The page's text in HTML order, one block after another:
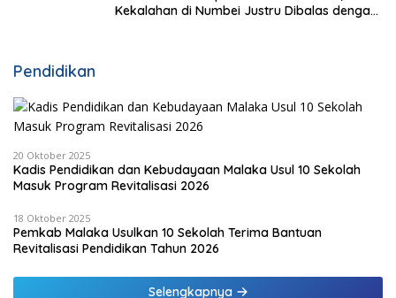
Kekalahan di Numbei Justru Dibalas dengan
Pendidikan
20 Oktober 2025
Kadis Pendidikan dan Kebudayaan Malaka Usul 10 Sekolah
Masuk Program Revitalisasi 2026
18 Oktober 2025
Pemkab Malaka Usulkan 10 Sekolah Terima Bantuan
Revitalisasi Pendidikan Tahun 2026
Selengkapnya